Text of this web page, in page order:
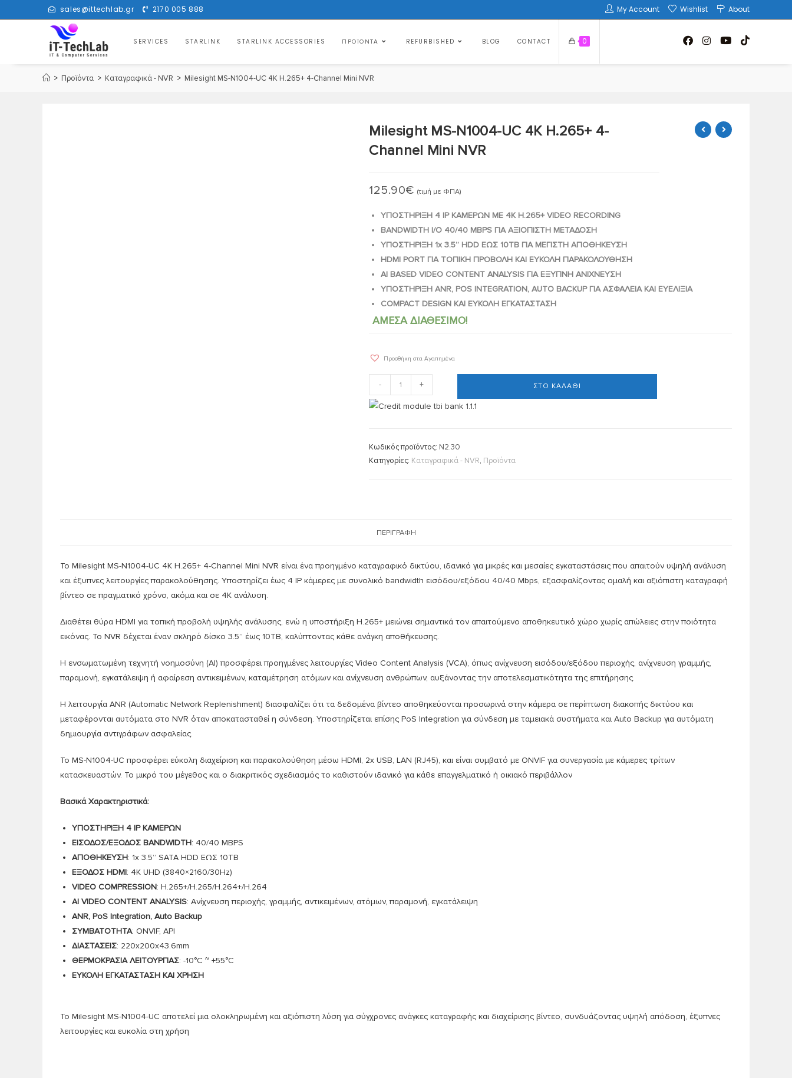
My Account Wishlist About
sales@ittechlab.gr 2170 005 888
SERVICES STARLINK STARLINK ACCESSORIES ΠΡΟΪΌΝΤΑ REFURBISHED BLOG CONTACT 0
> Προϊόντα > Καταγραφικά - NVR > Milesight MS-N1004-UC 4K H.265+ 4-Channel Mini NVR
Milesight MS-N1004-UC 4K H.265+ 4-
Channel Mini NVR
125.90€ (τιμή με ΦΠΑ)
ΥΠΟΣΤΗΡΙΞΗ 4 IP ΚΑΜΕΡΩΝ ΜΕ 4K H.265+ VIDEO RECORDING
BANDWIDTH I/O 40/40 MBPS ΓΙΑ ΑΞΙΟΠΙΣΤΗ ΜΕΤΑΔΟΣΗ
ΥΠΟΣΤΗΡΙΞΗ 1x 3.5” HDD ΕΩΣ 10TB ΓΙΑ ΜΕΓΙΣΤΗ ΑΠΟΘΗΚΕΥΣΗ
HDMI PORT ΓΙΑ ΤΟΠΙΚΗ ΠΡΟΒΟΛΗ ΚΑΙ ΕΥΚΟΛΗ ΠΑΡΑΚΟΛΟΥΘΗΣΗ
AI BASED VIDEO CONTENT ANALYSIS ΓΙΑ ΕΞΥΠΝΗ ΑΝΙΧΝΕΥΣΗ
ΥΠΟΣΤΗΡΙΞΗ ANR, POS INTEGRATION, AUTO BACKUP ΓΙΑ ΑΣΦΑΛΕΙΑ ΚΑΙ ΕΥΕΛΙΞΙΑ
COMPACT DESIGN ΚΑΙ ΕΥΚΟΛΗ ΕΓΚΑΤΑΣΤΑΣΗ
ΑΜΕΣΑ ΔΙΑΘΕΣΙΜΟ!
Προσθήκη στα Αγαπημένα
- + ΣΤΟ ΚΑΛΆΘΙ
Κωδικός προϊόντος: N2.30
Κατηγορίες: Καταγραφικά - NVR, Προϊόντα
ΠΕΡΙΓΡΑΦΉ
Το Milesight MS-N1004-UC 4K H.265+ 4-Channel Mini NVR είναι ένα προηγμένο καταγραφικό δικτύου, ιδανικό για μικρές και μεσαίες εγκαταστάσεις που απαιτούν υψηλή ανάλυση
και έξυπνες λειτουργίες παρακολούθησης. Υποστηρίζει έως 4 IP κάμερες με συνολικό bandwidth εισόδου/εξόδου 40/40 Mbps, εξασφαλίζοντας ομαλή και αξιόπιστη καταγραφή
βίντεο σε πραγματικό χρόνο, ακόμα και σε 4K ανάλυση.
Διαθέτει θύρα HDMI για τοπική προβολή υψηλής ανάλυσης, ενώ η υποστήριξη H.265+ μειώνει σημαντικά τον απαιτούμενο αποθηκευτικό χώρο χωρίς απώλειες στην ποιότητα
εικόνας. Το NVR δέχεται έναν σκληρό δίσκο 3.5” έως 10TB, καλύπτοντας κάθε ανάγκη αποθήκευσης.
Η ενσωματωμένη τεχνητή νοημοσύνη (AI) προσφέρει προηγμένες λειτουργίες Video Content Analysis (VCA), όπως ανίχνευση εισόδου/εξόδου περιοχής, ανίχνευση γραμμής,
παραμονή, εγκατάλειψη ή αφαίρεση αντικειμένων, καταμέτρηση ατόμων και ανίχνευση ανθρώπων, αυξάνοντας την αποτελεσματικότητα της επιτήρησης.
Η λειτουργία ANR (Automatic Network Replenishment) διασφαλίζει ότι τα δεδομένα βίντεο αποθηκεύονται προσωρινά στην κάμερα σε περίπτωση διακοπής δικτύου και
μεταφέρονται αυτόματα στο NVR όταν αποκατασταθεί η σύνδεση. Υποστηρίζεται επίσης PoS Integration για σύνδεση με ταμειακά συστήματα και Auto Backup για αυτόματη
δημιουργία αντιγράφων ασφαλείας.
Το MS-N1004-UC προσφέρει εύκολη διαχείριση και παρακολούθηση μέσω HDMI, 2x USB, LAN (RJ45), και είναι συμβατό με ONVIF για συνεργασία με κάμερες τρίτων
κατασκευαστών. Το μικρό του μέγεθος και ο διακριτικός σχεδιασμός το καθιστούν ιδανικό για κάθε επαγγελματικό ή οικιακό περιβάλλον
Βασικά Χαρακτηριστικά:
ΥΠΟΣΤΗΡΙΞΗ 4 IP ΚΑΜΕΡΩΝ
ΕΙΣΟΔΟΣ/ΕΞΟΔΟΣ BANDWIDTH: 40/40 MBPS
ΑΠΟΘΗΚΕΥΣΗ: 1x 3.5” SATA HDD ΕΩΣ 10TB
ΕΞΟΔΟΣ HDMI: 4K UHD (3840×2160/30Hz)
VIDEO COMPRESSION: H.265+/H.265/H.264+/H.264
AI VIDEO CONTENT ANALYSIS: Ανίχνευση περιοχής, γραμμής, αντικειμένων, ατόμων, παραμονή, εγκατάλειψη
ANR, PoS Integration, Auto Backup
ΣΥΜΒΑΤΟΤΗΤΑ: ONVIF, API
ΔΙΑΣΤΑΣΕΙΣ: 220x200x43.6mm
ΘΕΡΜΟΚΡΑΣΙΑ ΛΕΙΤΟΥΡΓΙΑΣ: -10°C ~ +55°C
ΕΥΚΟΛΗ ΕΓΚΑΤΑΣΤΑΣΗ ΚΑΙ ΧΡΗΣΗ
Το Milesight MS-N1004-UC αποτελεί μια ολοκληρωμένη και αξιόπιστη λύση για σύγχρονες ανάγκες καταγραφής και διαχείρισης βίντεο, συνδυάζοντας υψηλή απόδοση, έξυπνες
λειτουργίες και ευκολία στη χρήση